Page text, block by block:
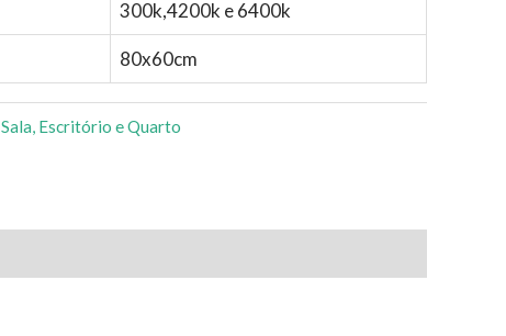
300k,4200k e 6400k
80x60cm
Sala, Escritório e Quarto